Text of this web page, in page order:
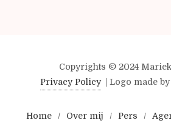
Copyrights © 2024
Privacy Policy
| Logo made by
Home / Over mij / Pers /